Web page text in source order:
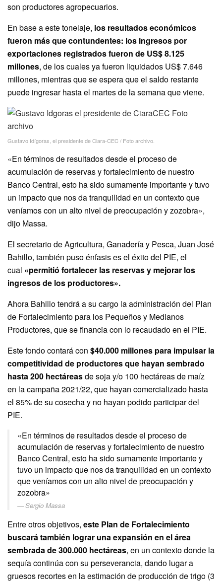
son productores agropecuarios.
En base a este tonelaje, los resultados económicos
fueron más que contundentes: los ingresos por
exportaciones registrados fueron de US$ 8.125
millones, de los cuales ya fueron liquidados US$ 7.646
millones, mientras que se espera que el saldo restante
puede ingresar hasta el martes de la semana que viene.
Gustavo Idígoras, el presidente de Ciara-CEC / Foto archivo.
«En términos de resultados desde el proceso de
acumulación de reservas y fortalecimiento de nuestro
Banco Central, esto ha sido sumamente importante y tuvo
un impacto que nos da tranquilidad en un contexto que
veníamos con un alto nivel de preocupación y zozobra»,
dijo Massa.
El secretario de Agricultura, Ganadería y Pesca, Juan José
Bahillo, también puso énfasis es el éxito del PIE, el
cual «permitió fortalecer las reservas y mejorar los
ingresos de los productores».
Ahora Bahillo tendrá a su cargo la administración del Plan
de Fortalecimiento para los Pequeños y Medianos
Productores, que se financia con lo recaudado en el PIE.
Este fondo contará con $40.000 millones para impulsar la
competitividad de productores que hayan sembrado
hasta 200 hectáreasde soja y/o 100 hectáreas de maíz
en la campaña 2021/22, que hayan comercializado hasta
el 85% de su cosecha y no hayan podido participar del
PIE.
«En términos de resultados desde el proceso de
acumulación de reservas y fortalecimiento de nuestro
Banco Central, esto ha sido sumamente importante y
tuvo un impacto que nos da tranquilidad en un contexto
que veníamos con un alto nivel de preocupación y
zozobra»
Sergio Massa
Entre otros objetivos, este Plan de Fortalecimiento
buscará también lograr una expansión en el área
sembrada de 300.000 hectáreas, en un contexto donde la
sequía continúa con su perseverancia, dando lugar a
gruesos recortes en la estimación de producción de trigo (3